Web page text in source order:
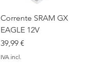
Corrente SRAM GX
EAGLE 12V
Preço
39,99 €
IVA incl.